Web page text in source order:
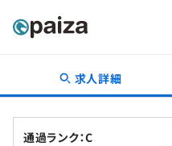
転職・キャリア求人詳細
通過ランク：C